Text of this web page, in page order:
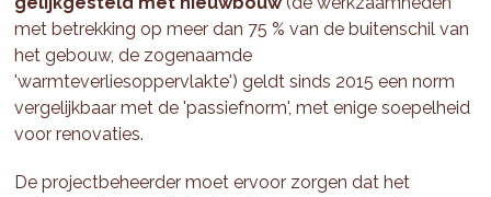
met betrekking op meer dan 75 % van de buitenschil van
het gebouw, de zogenaamde
'warmteverliesoppervlakte') geldt sinds 2015 een norm
vergelijkbaar met de 'passiefnorm', met enige soepelheid
voor renovaties.
De projectbeheerder moet ervoor zorgen dat het